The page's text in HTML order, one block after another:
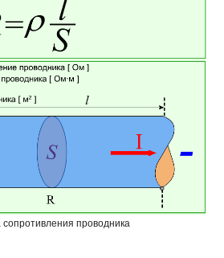
проводника